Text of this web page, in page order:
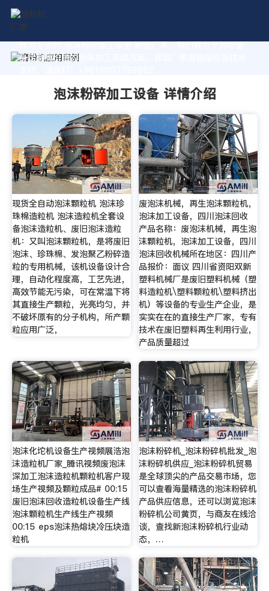
作为专业的 泡沫粉碎加工设备 制造厂家，我们致力于为您量
身定制高价值的粉体加工系统方案。获取厂家直销报价及技术
泡沫粉碎加工设备 详情介绍
现货全自动泡沫颗粒机 泡沫珍
珠棉造粒机 泡沫造粒机全套设
备泡沫造粒机、废旧泡沫造粒
机：又叫泡沫颗粒机，是将废旧
泡沫、珍珠棉、发泡聚乙粉碎造
粒的专用机械，该机设备设计合
理，自动化程度高，工艺先进，
高效节能无污染，可在常温下将
其直接生产颗粒，光亮均匀，并
不破坏原有的分子机构，所产颗
粒应用广泛，
废泡沫机械，再生泡沫颗粒机，
泡沫加工设备，四川泡沫回收
产品名称：废泡沫机械，再生泡
沫颗粒机，泡沫加工设备，四川
泡沫回收机械所在地区：四川产
品报价：面议 四川省资阳双新
塑料机械厂是废旧塑料机械（塑
料造粒机\塑料颗粒机\塑料挤出
机）等设备的专业生产企业，是
实实在在的直接生产厂家，专有
技术在废旧塑料再生利用行业，
产品质量超过
泡沫化坨机设备生产视频展浩泡
沫造粒机厂家_腾讯视频废泡沫
深加工泡沫造粒机颗粒机客户现
场生产视频及颗粒成品# 00:15
废旧泡沫回收造粒机设备生产线
泡沫颗粒机生产线生产视频
00:15 eps泡沫热熔块冷压块造
粒机
泡沫粉碎机_泡沫粉碎机批发_泡
沫粉碎机供应_泡沫粉碎机贸易
是全球顶尖的产品交易市场，您
可以查看海量精选的泡沫粉碎机
产品供应信息，还可以浏览泡沫
粉碎机公司黄页，与商友在线洽
谈，查找新泡沫粉碎机行业动
态，…